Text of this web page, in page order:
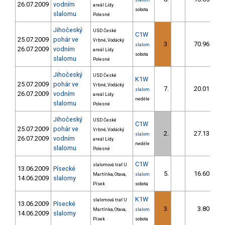
26.07.2009 vodním
slalomu
areál Lídy
Polesné
sobota
25.07.2009
26.07.2009
Jihočeský
pohár ve
vodním
slalomu
USD České
Vrbné, Vodácký
areál Lídy
Polesné
C1W
slalom
sobota
3. 70.96
25.07.2009
26.07.2009
Jihočeský
pohár ve
vodním
slalomu
USD České
Vrbné, Vodácký
areál Lídy
Polesné
K1W
slalom
neděle
7. 20.01
25.07.2009
26.07.2009
Jihočeský
pohár ve
vodním
slalomu
USD České
Vrbné, Vodácký
areál Lídy
Polesné
C1W
slalom
neděle
2. 27.13
13.06.2009
14.06.2009
Písecké
slalomy
slalomová trať U
Martínka, Otava,
Písek
C1W
slalom
sobota
5. 16.60
13.06.2009
14.06.2009
Písecké
slalomy
slalomová trať U
Martínka, Otava,
Písek
K1W
slalom
sobota
3. 3.80